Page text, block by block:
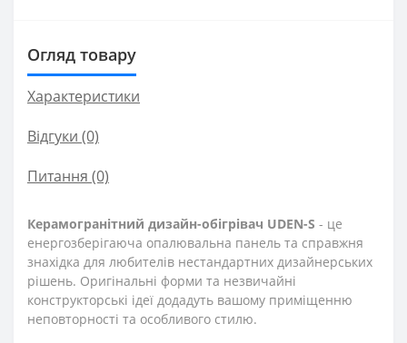
Огляд товару
Характеристики
Відгуки (0)
Питання (0)
Керамогранітний дизайн-обігрівач UDEN-S - це
енергозберігаюча опалювальна панель та справжня
знахідка для любителів нестандартних дизайнерських
рішень. Оригінальні форми та незвичайні
конструкторські ідеї додадуть вашому приміщенню
неповторності та особливого стилю.